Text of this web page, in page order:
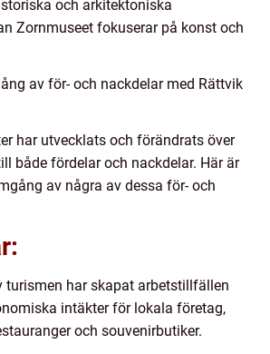
och arkitektoniska
Zornmuseet fokuserar på konst och
av för- och nackdelar med Rättvik
har utvecklats och förändrats över
både fördelar och nackdelar. Här är
av några av dessa för- och
turismen har skapat arbetstillfällen
intäkter för lokala företag,
och souvenirbutiker.